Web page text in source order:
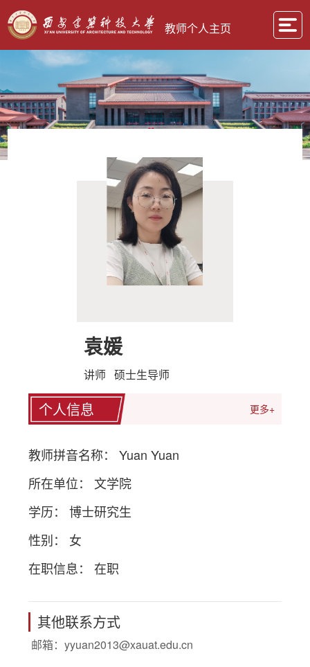
教师个人主页
袁媛
讲师 硕士生导师
个人信息 更多+
教师拼音名称： Yuan Yuan
所在单位： 文学院
学历： 博士研究生
性别： 女
在职信息： 在职
其他联系方式
邮箱： yyuan2013@xauat.edu.cn